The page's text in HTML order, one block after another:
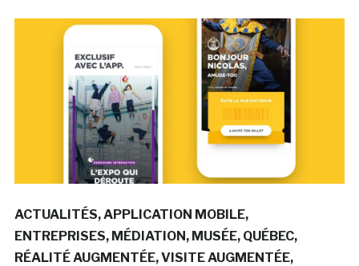
ACTUALITÉS APPLICATION MOBILE
ENTREPRISES MÉDIATION MUSÉE QUÉBEC
RÉALITÉ AUGMENTÉE VISITE AUGMENTÉE